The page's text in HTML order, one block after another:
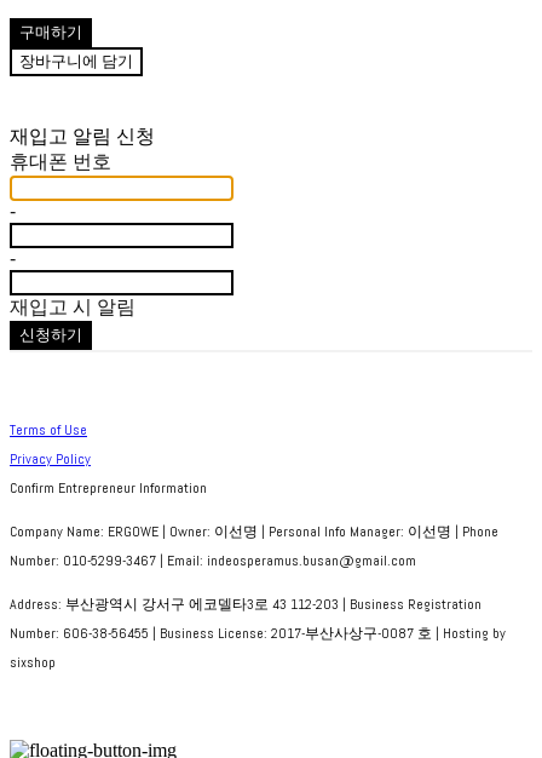
구매하기
장바구니에 담기
재입고 알림 신청
휴대폰 번호
-
-
재입고 시 알림
신청하기
Terms of Use
Privacy Policy
Confirm Entrepreneur Information
Company Name: ERGOWE | Owner: 이선명 | Personal Info Manager: 이선명 | Phone
Number: 010-5299-3467 | Email: indeosperamus.busan@gmail.com
Address: 부산광역시 강서구 에코델타3로 43 112-203 | Business Registration
Number: 606-38-56455 | Business License: 2017-부산사상구-0087 호 | Hosting by
sixshop